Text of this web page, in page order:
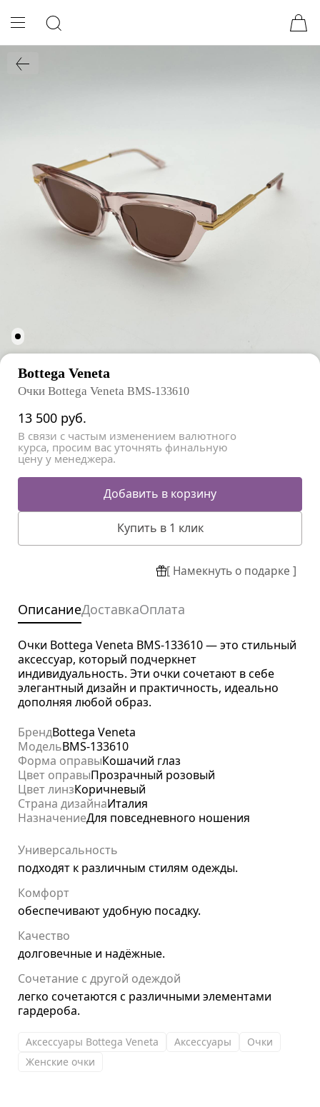
Bottega Veneta
Очки Bottega Veneta BMS-133610
13 500 руб.
В связи с частым изменением валютного
курса, просим вас уточнять финальную
цену у менеджера.
Добавить в корзину
Купить в 1 клик
[ Намекнуть о подарке ]
ОписаниеДоставкаОплата
Очки Bottega Veneta BMS-133610 — это стильный
аксессуар, который подчеркнет
индивидуальность. Эти очки сочетают в себе
элегантный дизайн и практичность, идеально
дополняя любой образ.
БрендBottega Veneta
МодельBMS-133610
Форма оправыКошачий глаз
Цвет оправыПрозрачный розовый
Цвет линзКоричневый
Страна дизайнаИталия
НазначениеДля повседневного ношения
Универсальность
подходят к различным стилям одежды.
Комфорт
обеспечивают удобную посадку.
Качество
долговечные и надёжные.
Сочетание с другой одеждой
легко сочетаются с различными элементами
гардероба.
Аксессуары Bottega Veneta Аксессуары
Очки
Женские очки